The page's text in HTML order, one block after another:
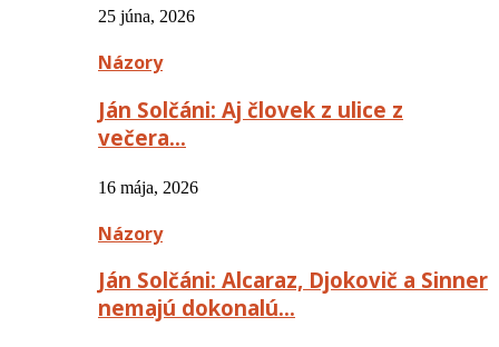
25 júna, 2026
Názory
Ján Solčáni: Aj človek z ulice z
večera…
16 mája, 2026
Názory
Ján Solčáni: Alcaraz, Djokovič a Sinner
nemajú dokonalú…